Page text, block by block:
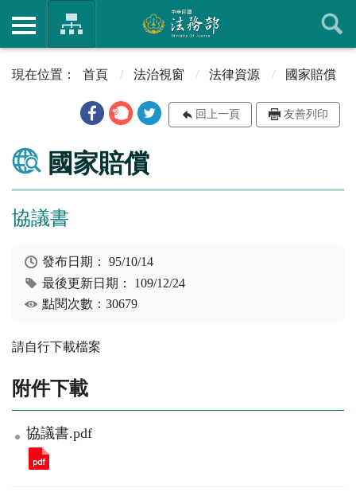
首頁 法治視窗 法律資源 國家賠償
回上一頁 友善列印
國家賠償
協議書
發布日期：95/10/14
最後更新日期： 109/12/24
點閱次數：30679
請自行下載檔案
附件下載
協議書.pdf